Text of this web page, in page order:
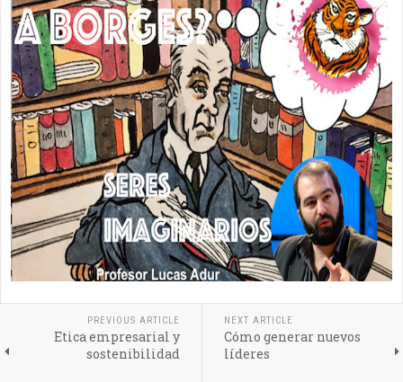
PREVIOUS ARTICLE
Etica empresarial y
sostenibilidad
NEXT ARTICLE
Cómo generar nuevos
líderes